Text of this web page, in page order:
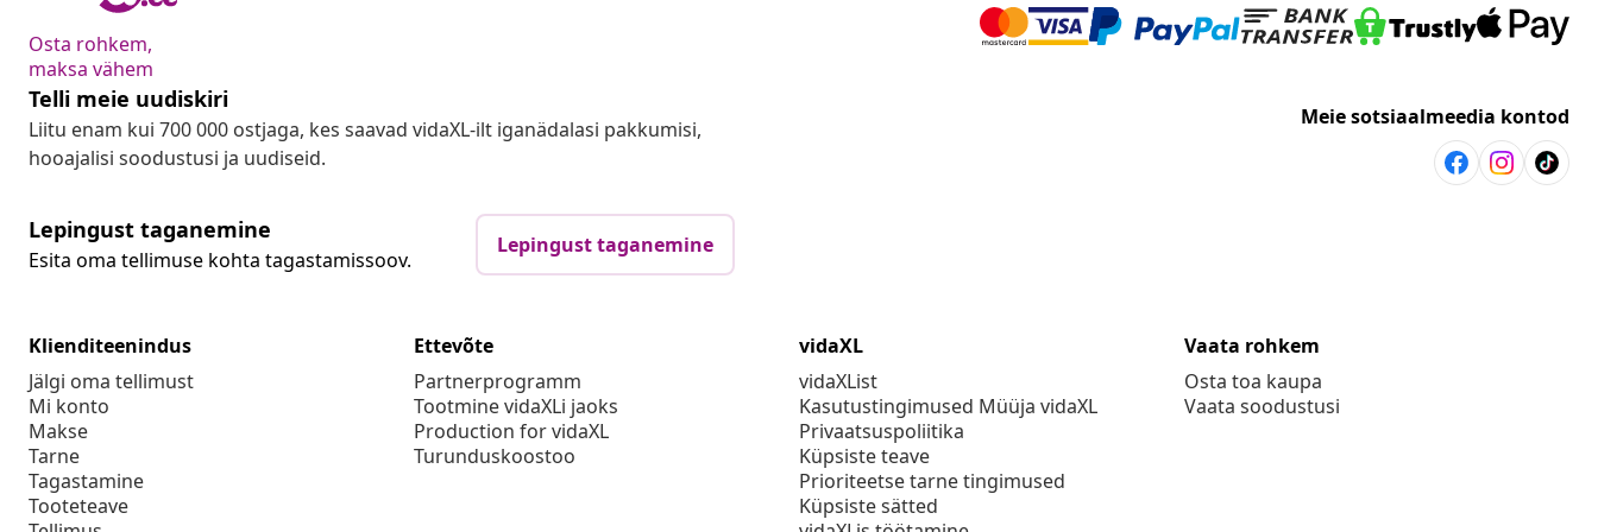
Osta rohkem,
maksa vähem
Telli meie uudiskiri
Liitu enam kui 700 000 ostjaga, kes saavad vidaXL-ilt iganädalasi pakkumisi,
hooajalisi soodustusi ja uudiseid.
Meie sotsiaalmeedia kontod
Lepingust taganemine
Esita oma tellimuse kohta tagastamissoov.
Lepingust taganemine
Klienditeenindus
Jälgi oma tellimust
Mi konto
Makse
Tarne
Tagastamine
Tooteteave
Ettevõte
Partnerprogramm
Tootmine vidaXLi jaoks
Production for vidaXL
Turunduskoostoo
vidaXL
vidaXList
Kasutustingimused Müüja vidaXL
Privaatsuspoliitika
Küpsiste teave
Prioriteetse tarne tingimused
Küpsiste sätted
Vaata rohkem
Osta toa kaupa
Vaata soodustusi